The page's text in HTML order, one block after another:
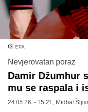
EPA
Nevjerovatan poraz
Damir Džumhur
mu se raspala i
24.05.26. - 15:21, Midhat